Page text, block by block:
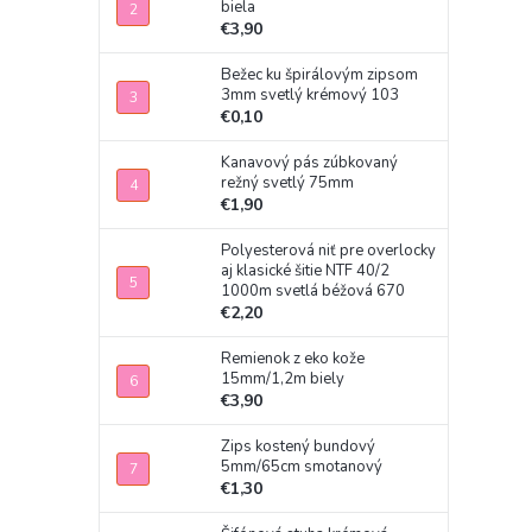
biela
€3,90
Bežec ku špirálovým zipsom
3mm svetlý krémový 103
€0,10
Kanavový pás zúbkovaný
režný svetlý 75mm
€1,90
Polyesterová niť pre overlocky
aj klasické šitie NTF 40/2
1000m svetlá béžová 670
€2,20
Remienok z eko kože
15mm/1,2m biely
€3,90
Zips kostený bundový
5mm/65cm smotanový
€1,30